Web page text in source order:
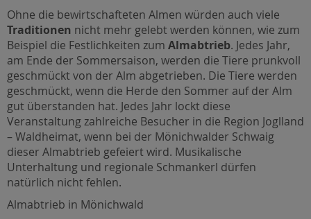
Ohne die bewirtschafteten Almen würden auch viele
Traditionen nicht mehr gelebt werden können, wie zum
Beispiel die Festlichkeiten zum Almabtrieb. Jedes Jahr,
am Ende der Sommersaison, werden die Tiere prunkvoll
geschmückt von der Alm abgetrieben. Die Tiere werden
geschmückt, wenn die Herde den Sommer auf der Alm
gut überstanden hat. Jedes Jahr lockt diese
Veranstaltung zahlreiche Besucher in die Region Joglland
– Waldheimat, wenn bei der Mönichwalder Schwaig
dieser Almabtrieb gefeiert wird. Musikalische
Unterhaltung und regionale Schmankerl dürfen
natürlich nicht fehlen.
Almabtrieb in Mönichwald